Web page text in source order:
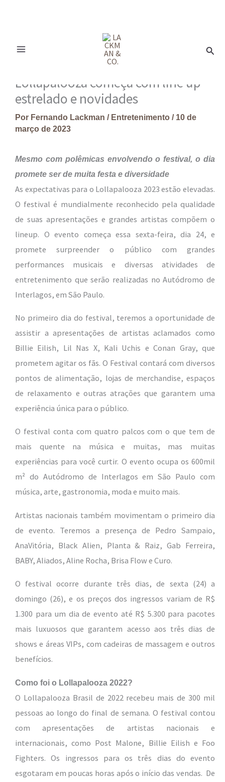
Lollapalooza começa com line up
estrelado e novidades
Por Fernando Lackman / Entretenimento / 10 de
março de 2023
Mesmo com polêmicas envolvendo o festival, o dia
promete ser de muita festa e diversidade
As expectativas para o Lollapalooza 2023 estão elevadas.
O festival é mundialmente reconhecido pela qualidade
de suas apresentações e grandes artistas compõem o
lineup. O evento começa essa sexta-feira, dia 24, e
promete surpreender o público com grandes
performances musicais e diversas atividades de
entretenimento que serão realizadas no Autódromo de
Interlagos, em São Paulo.
No primeiro dia do festival, teremos a oportunidade de
assistir a apresentações de artistas aclamados como
Billie Eilish, Lil Nas X, Kali Uchis e Conan Gray, que
prometem agitar os fãs. O Festival contará com diversos
pontos de alimentação, lojas de merchandise, espaços
de relaxamento e outras atrações que garantem uma
experiência única para o público.
O festival conta com quatro palcos com o que tem de
mais quente na música e muitas, mas muitas
experiências para você curtir. O evento ocupa os 600mil
m² do Autódromo de Interlagos em São Paulo com
música, arte, gastronomia, moda e muito mais.
Artistas nacionais também movimentam o primeiro dia
de evento. Teremos a presença de Pedro Sampaio,
AnaVitória, Black Alien, Planta & Raiz, Gab Ferreira,
BABY, Aliados, Aline Rocha, Brisa Flow e Curo.
O festival ocorre durante três dias, de sexta (24) a
domingo (26), e os preços dos ingressos variam de R$
1.300 para um dia de evento até R$ 5.300 para pacotes
mais luxuosos que garantem acesso aos três dias de
shows e áreas VIPs, com cadeiras de massagem e outros
benefícios.
Como foi o Lollapalooza 2022?
O Lollapalooza Brasil de 2022 recebeu mais de 300 mil
pessoas ao longo do final de semana. O festival contou
com apresentações de artistas nacionais e
internacionais, como Post Malone, Billie Eilish e Foo
Fighters. Os ingressos para os três dias do evento
esgotaram em poucas horas após o início das vendas. De